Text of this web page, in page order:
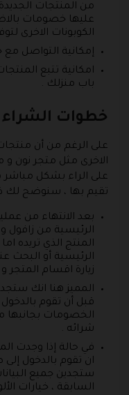
من المنتجات
عليها خصومات
الكوبونات الاخرى
إمكانية التواصل
امكانية تتبع
باب منزلك .
خطوات
على الرغم من أن
الاخرى مثل متجر نون
على الراء بشكل مباشر
تقيم بها ، سنوضح لك
بعد الانتهاء من
الرئيسية من زافول
المنتج الذي تريده
الرئيسية أو البحث
زيارة اقسام المتجر
المميز هنا انك
قبل أن تقوم
الخصومات بجانبها
شرائه .
في حالة إذا وجدت
ان تقوم بالدخول
ستجدين جميع
السابقة ، خيارات